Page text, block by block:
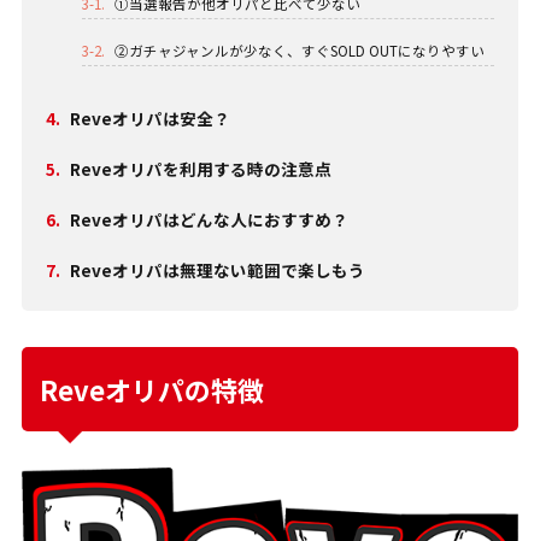
3-2. ②ガチャジャンルが少なく、すぐSOLD OUTになりやすい
4. Reveオリパは安全？
5. Reveオリパを利用する時の注意点
6. Reveオリパはどんな人におすすめ？
7. Reveオリパは無理ない範囲で楽しもう
Reveオリパの特徴